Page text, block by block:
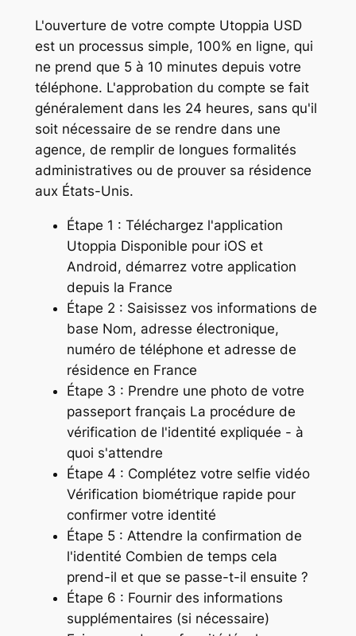
L'ouverture de votre compte Utoppia USD
est un processus simple, 100% en ligne, qui
ne prend que 5 à 10 minutes depuis votre
téléphone. L'approbation du compte se fait
généralement dans les 24 heures, sans qu'il
soit nécessaire de se rendre dans une
agence, de remplir de longues formalités
administratives ou de prouver sa résidence
aux États-Unis.
Étape 1 : Téléchargez l'application
Utoppia Disponible pour iOS et
Android, démarrez votre application
depuis la France
Étape 2 : Saisissez vos informations de
base Nom, adresse électronique,
numéro de téléphone et adresse de
résidence en France
Étape 3 : Prendre une photo de votre
passeport français La procédure de
vérification de l'identité expliquée - à
quoi s'attendre
Étape 4 : Complétez votre selfie vidéo
Vérification biométrique rapide pour
confirmer votre identité
Étape 5 : Attendre la confirmation de
l'identité Combien de temps cela
prend-il et que se passe-t-il ensuite ?
Étape 6 : Fournir des informations
supplémentaires (si nécessaire)